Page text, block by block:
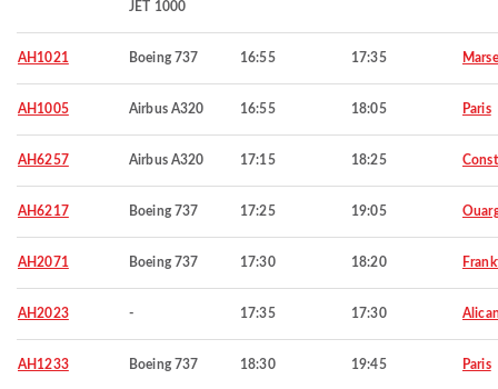
JET 1000
AH1021 Boeing 737 16:55 17:35
AH1005 Airbus A320 16:55 18:05 Paris
AH6257 Airbus A320 17:15 18:25
AH6217 Boeing 737 17:25 19:05
AH2071 Boeing 737 17:30 18:20
AH2023 - 17:35 17:30
AH1233 Boeing 737 18:30 19:45 Paris